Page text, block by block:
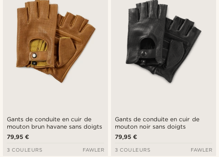
Prix croissant
Prix décroissant
Gants de conduite en cuir de
mouton brun havane sans doigts
79,95 €
3 COULEURS FAWLER
Gants de conduite en cuir de
mouton noir sans doigts
79,95 €
3 COULEURS FAWLER